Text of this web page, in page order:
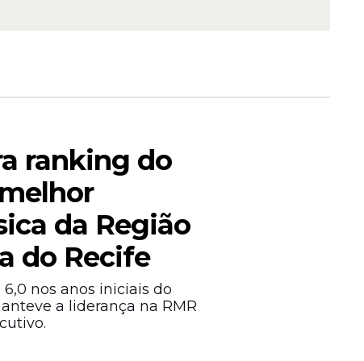
ranking do
da Região
do Recife
nos anos iniciais do
a liderança na RMR